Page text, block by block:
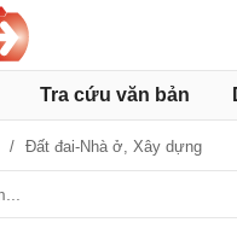
Tra cứu văn bản
Đất đai-Nhà ở, Xây dựng